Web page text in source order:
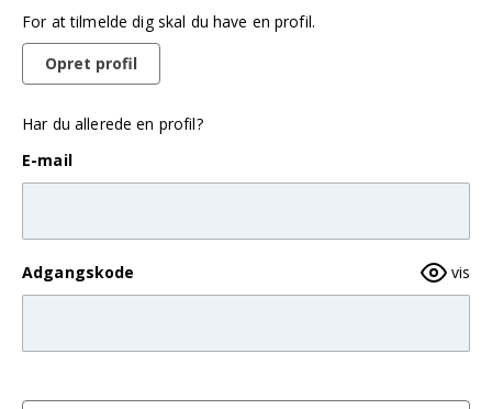
For at tilmelde dig skal du have en profil.
Opret profil
Har du allerede en profil?
E-mail
Adgangskode vis